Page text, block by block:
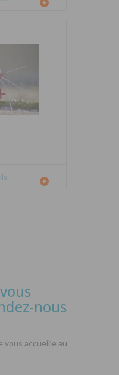
nous
vous accueille au